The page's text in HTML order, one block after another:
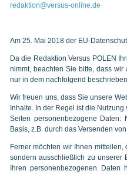
redaktion@versus-online.de
Am 25. Mai 2018 der EU-
Da die Redaktion Versus POLEN
nimmt, beachten Sie bitte, dass
nur in dem nachfolgend
Wir freuen uns, dass Sie unsere
Inhalte. In der Regel ist die
Seiten personenbezogene Daten:
Basis, z.B. durch das Versenden
Ferner möchten wir Ihnen
sondern ausschließlich zu unserer
Ihren personenbezogenen